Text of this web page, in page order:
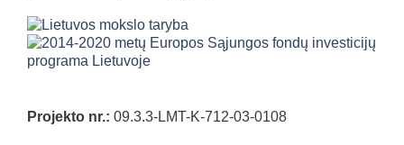
Projekto nr.: 09.3.3-LMT-K-712-03-0108